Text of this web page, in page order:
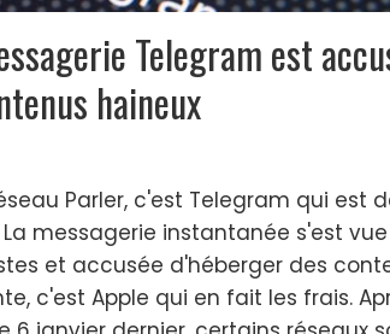
Telegram est
haineux
Parler, c'est Telegram qui est
messagerie instantanée s'est
et accusée d'héberger des
c'est Apple qui en fait les frais.